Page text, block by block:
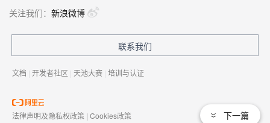
下一篇
关注我们： 新浪微博
联系我们
文档 | 开发者社区 | 天池大赛 | 培训与认证
法律声明及隐私权政策 | Cookies政策